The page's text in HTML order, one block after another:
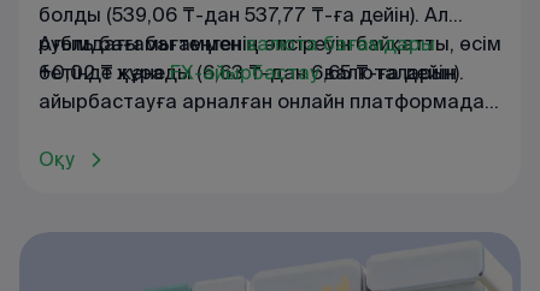
болды (539,06 ₸-дан 537,77 ₸-ға дейін). Ал
рубль бағамы теңгенің әлсіреуін байқатты, өсім
+0,02 ₸ құрады (6,63 ₸-дан 6,65 ₸-ға дейін).
Ағымдағыбағамменвалютабағамдары
бетіндежәнеFX-айырбастаувалюталарын
айырбастауға арналған онлайн платформада
Оқу